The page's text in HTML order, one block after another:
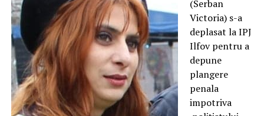
(Serban
Victoria) s-a
deplasat la IPJ
Ilfov pentru a
depune
plangere
penala
impotriva